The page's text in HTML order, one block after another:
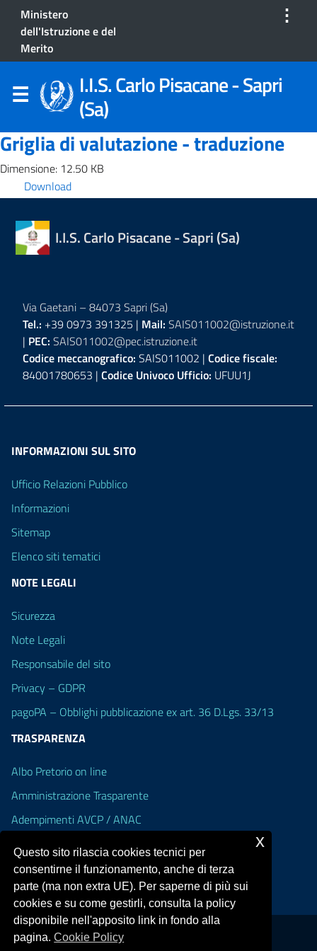
Ministero
dell'Istruzione e del
Merito
⋮
I.I.S. Carlo Pisacane - Sapri
(Sa)
Griglia di valutazione - traduzione
Dimensione: 12.50 KB
Download
I.I.S. Carlo Pisacane - Sapri (Sa)
Via Gaetani – 84073 Sapri (Sa)
Tel.: +39 0973 391325 | Mail: SAIS011002@istruzione.it
| PEC: SAIS011002@pec.istruzione.it
Codice meccanografico: SAIS011002 | Codice fiscale:
84001780653 | Codice Univoco Ufficio: UFUU1J
INFORMAZIONI SUL SITO
Ufficio Relazioni Pubblico
Informazioni
Sitemap
Elenco siti tematici
NOTE LEGALI
Sicurezza
Note Legali
Responsabile del sito
Privacy – GDPR
pagoPA – Obblighi pubblicazione ex art. 36 D.Lgs. 33/13
TRASPARENZA
Albo Pretorio on line
Amministrazione Trasparente
Adempimenti AVCP / ANAC
Dichiarazione di accessibilità
Portale realizzato con la piattaforma
Questo sito rilascia cookies tecnici per
consentirne il funzionamento, anche di terza
parte (ma non extra UE). Per saperne di più sui
cookies e su come gestirli, consulta la policy
disponibile nell'apposito link in fondo alla
pagina.Cookie Policy
x